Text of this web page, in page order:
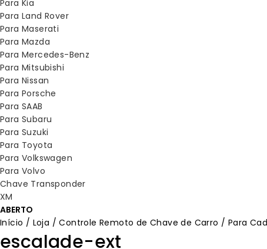
Para Kia
Para Land Rover
Para Maserati
Para Mazda
Para Mercedes-Benz
Para Mitsubishi
Para Nissan
Para Porsche
Para SAAB
Para Subaru
Para Suzuki
Para Toyota
Para Volkswagen
Para Volvo
Chave Transponder
XM
ABERTO
Início / Loja / Controle Remoto de Chave de Carro / Para
escalade-ext